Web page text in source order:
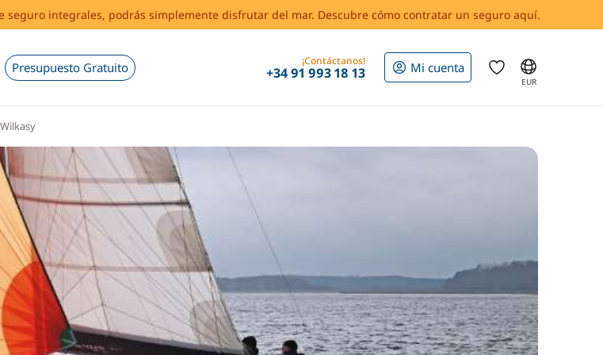
integrales, podrás simplemente disfrutar del mar. Descubre cómo contratar un seguro aquí.
Presupuesto Gratuito ¡Contáctanos!
+34 91 993 18 13 Mi cuenta
EUR